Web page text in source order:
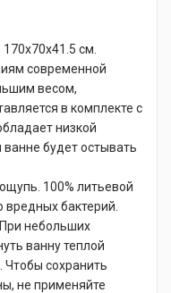
см.
современной
весом,
в комплекте с
низкой
будет остывать
100% литьевой
бактерий.
При небольших
ванну теплой
Чтобы сохранить
не применяйте